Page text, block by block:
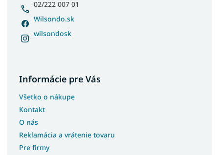
02/222 007 01
Wilsondo.sk
wilsondosk
Informácie pre Vás
Všetko o nákupe
Kontakt
O nás
Reklamácia a vrátenie tovaru
Pre firmy